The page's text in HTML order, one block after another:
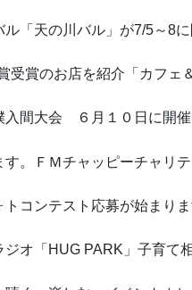
「天の川バル」が7/5～8に
受賞のお店を紹介「カフェ
入間大会 ６月１０日に開催
す。ＦＭチャッピーチャリ
コンテスト応募が始まりま
ジオ「HUG PARK」子育て